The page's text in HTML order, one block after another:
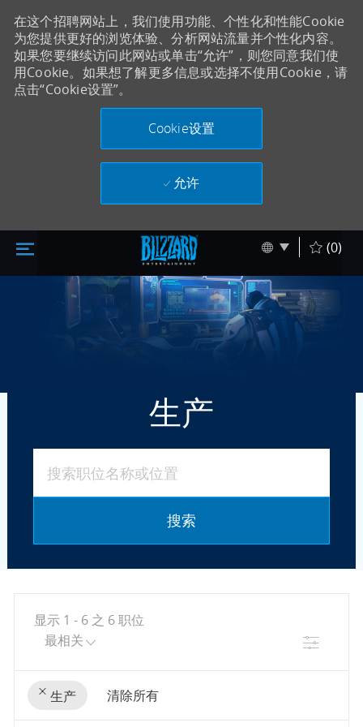
Skip to main content
在这个招聘网站上，我们使用功能、个性化和性能Cookie
为您提供更好的浏览体验、分析网站流量并个性化内容。
如果您要继续访问此网站或单击“允许”，则您同意我们使
用Cookie。如果想了解更多信息或选择不使用Cookie，请
点击“Cookie设置”。
Cookie设置
允许
跳至主内容 Language
Chinese(0)
生产
搜索
显示 1 - 6之 6职位
筛选
生产
清除所有